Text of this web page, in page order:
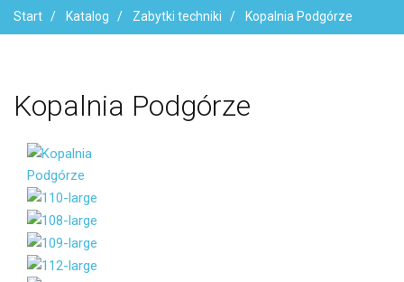
Start Katalog Zabytki techniki Kopalnia Podgórze
Kopalnia Podgórze
Imię i
Nazwisko